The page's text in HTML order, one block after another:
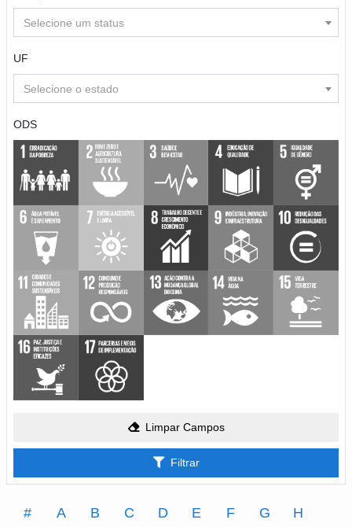
Selecione um status
UF
Selecione o estado
ODS
Limpar Campos
Filtrar
# A B C D E F G
H